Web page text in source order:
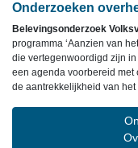
Onderzoeken
Belevingsonderzoek
programma ‘Aanzien van
die vertegenwoordigd zijn in
een agenda voorbereid met
de aantrekkelijkheid van